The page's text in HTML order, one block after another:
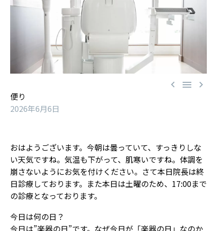
  
便り
2026年6月6日
おはようございます。今朝は曇っていて、すっきりしな
い天気ですね。気温も下がって、肌寒いですね。体調を
崩さないようにお気を付けください。さて本日院長は終
日診療しております。また本日は土曜のため、17:00まで
の診療となっております。
今日は何の日？
今日は”楽器の日”です。なぜ今日が「楽器の日」なのか